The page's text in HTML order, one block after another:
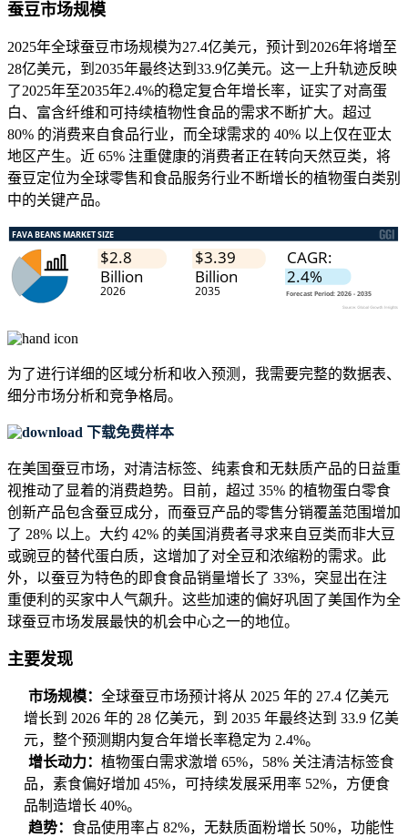
蚕豆市场规模
2025年全球蚕豆市场规模为27.4亿美元，预计到2026年将增至
28亿美元，到2035年最终达到33.9亿美元。这一上升轨迹反映
了2025年至2035年2.4%的稳定复合年增长率，证实了对高蛋
白、富含纤维和可持续植物性食品的需求不断扩大。超过
80% 的消费来自食品行业，而全球需求的 40% 以上仅在亚太
地区产生。近 65% 注重健康的消费者正在转向天然豆类，将
蚕豆定位为全球零售和食品服务行业不断增长的植物蛋白类别
中的关键产品。
为了进行详细的区域分析和收入预测，我需要完整的数据表、
细分市场分析和竞争格局。
下载免费样本
在美国蚕豆市场，对清洁标签、纯素食和无麸质产品的日益重
视推动了显着的消费趋势。目前，超过 35% 的植物蛋白零食
创新产品包含蚕豆成分，而蚕豆产品的零售分销覆盖范围增加
了 28% 以上。大约 42% 的美国消费者寻求来自豆类而非大豆
或豌豆的替代蛋白质，这增加了对全豆和浓缩粉的需求。此
外，以蚕豆为特色的即食食品销量增长了 33%，突显出在注
重便利的买家中人气飙升。这些加速的偏好巩固了美国作为全
球蚕豆市场发展最快的机会中心之一的地位。
主要发现
市场规模： 全球蚕豆市场预计将从 2025 年的 27.4 亿美元
增长到 2026 年的 28 亿美元，到 2035 年最终达到 33.9 亿美
元，整个预测期内复合年增长率稳定为 2.4%。
增长动力： 植物蛋白需求激增 65%，58% 关注清洁标签食
品，素食偏好增加 45%，可持续发展采用率 52%，方便食
品制造增长 40%。
趋势： 食品使用率占 82%，无麸质面粉增长 50%，功能性